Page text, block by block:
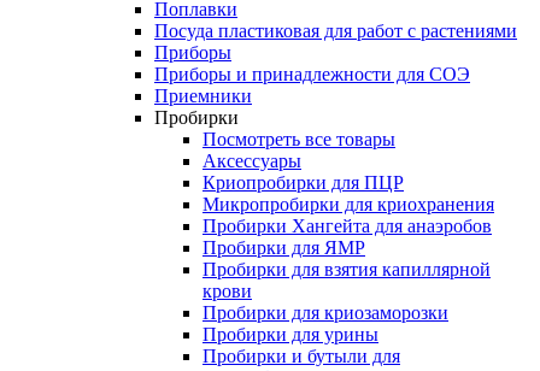
Поплавки
Посуда пластиковая для работ с растениями
Приборы
Приборы и принадлежности для СОЭ
Приемники
Пробирки
Посмотреть все товары
Аксессуары
Криопробирки для ПЦР
Микропробирки для криохранения
Пробирки Хангейта для анаэробов
Пробирки для ЯМР
Пробирки для взятия капиллярной
крови
Пробирки для криозаморозки
Пробирки для урины
Пробирки и бутыли для